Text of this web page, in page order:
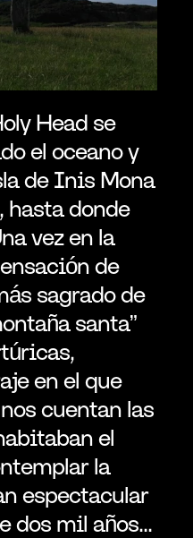
Head se
el oceano y
de Inis Mona
hasta donde
vez en la
de
sagrado de
santa”
en el que
cuentan las
el
la
espectacular
dos mil años...